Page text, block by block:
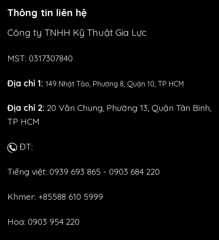
Thông tin liên hệ
Công ty TNHH Kỹ Thuật Gia Lực
MST: 0317307840
Địa chỉ 1: 149 Nhật Tảo, Phường 8, Quận 10, TP HCM
Địa chỉ 2: 20 Văn Chung, Phường 13, Quận Tân Bình,
TP HCM
ĐT:
Tiếng việt: 0939 693 865 - 0903 684 220
Khmer: +85588 610 5999
Hoa: 0903 954 220